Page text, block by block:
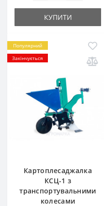
КУПИТИ
Популярний
Закінчується
Картоплесаджалка
КСЦ-1 з
транспортувальними
колесами